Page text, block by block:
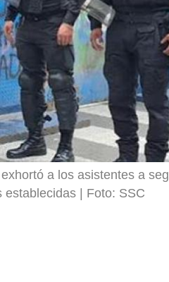
a los asistentes a
establecidas
Foto: SSC